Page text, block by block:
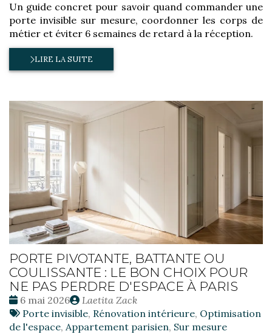
Un guide concret pour savoir quand commander une
porte invisible sur mesure, coordonner les corps de
métier et éviter 6 semaines de retard à la réception.
LIRE LA SUITE
PORTE PIVOTANTE, BATTANTE OU
COULISSANTE : LE BON CHOIX POUR
NE PAS PERDRE D'ESPACE À PARIS
Date
:
6 mai 2026
Publié
par
Laetita Zack
Tags
:
Porte invisible, Rénovation intérieure, Optimisation
de l'espace, Appartement parisien, Sur mesure